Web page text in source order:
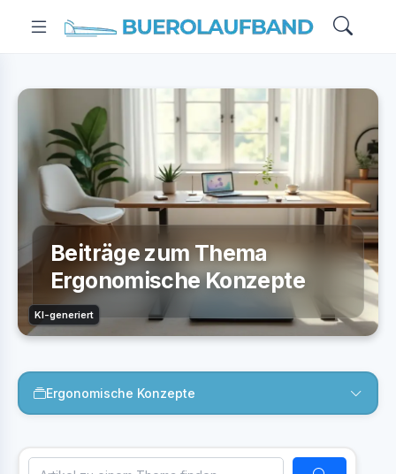
KI-generiert
Beiträge zum Thema
Ergonomische Konzepte
Ergonomische Konzepte